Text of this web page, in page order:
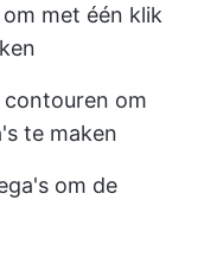
met één klik
om
te maken
om de